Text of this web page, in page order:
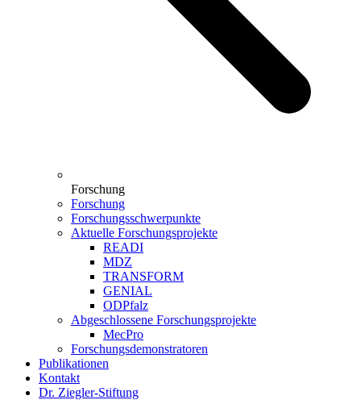
Forschung
Forschung
Forschungsschwerpunkte
Aktuelle Forschungsprojekte
READI
MDZ
TRANSFORM
GENIAL
ODPfalz
Abgeschlossene Forschungsprojekte
MecPro
Forschungsdemonstratoren
Publikationen
Kontakt
Dr. Ziegler-Stiftung